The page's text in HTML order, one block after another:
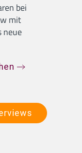
bei
mit
neue